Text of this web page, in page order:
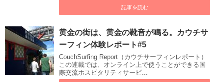
記事を読む
黄金の街は、黄金の靴音が鳴る。カウチサ
ーフィン体験レポート#5
CouchSurfing Report（カウチサーフィンレポート）
この連載では、オンライン上で使うことができる国
際交流ホスピタリティサービ...